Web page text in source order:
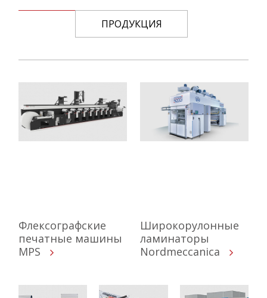
ПРОДУКЦИЯ
Флексографские
печатные машины
MPS
Широкорулонные
ламинаторы
Nordmeccanica